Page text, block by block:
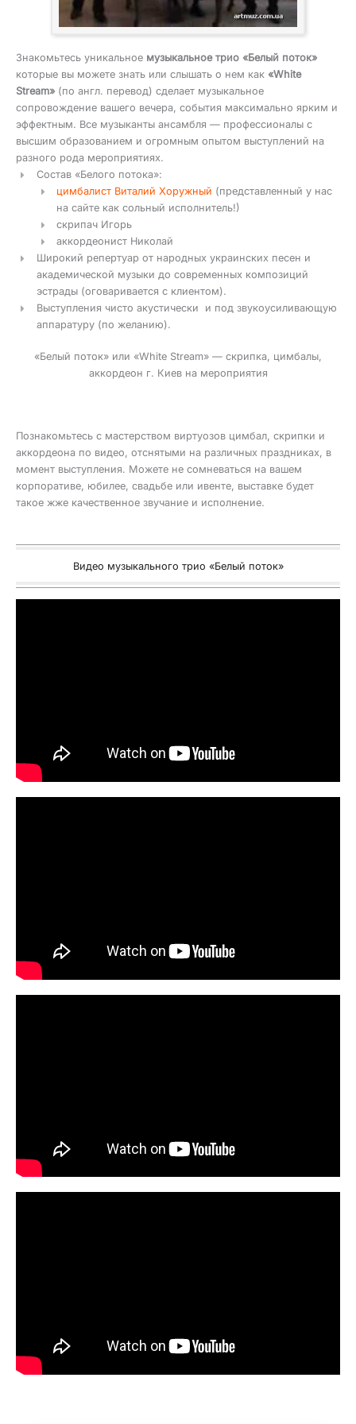
Знакомьтесь уникальное музыкальное трио «Белый поток»
которые вы можете знать или слышать о нем как «White
Stream» (по англ. перевод) сделает музыкальное
сопровождение вашего вечера, события максимально ярким и
эффектным. Все музыканты ансамбля — профессионалы с
высшим образованием и огромным опытом выступлений на
разного рода мероприятиях.
Состав «Белого потока»:
цимбалист Виталий Хоружный (представленный у нас
на сайте как сольный исполнитель!)
скрипач Игорь
аккордеонист Николай
Широкий репертуар от народных украинских песен и
академической музыки до современных композиций
эстрады (оговаривается с клиентом).
Выступления чисто акустически и под звукоусиливающую
аппаратуру (по желанию).
«Белый поток» или «White Stream» — скрипка, цимбалы,
аккордеон г. Киев на мероприятия
Познакомьтесь с мастерством виртуозов цимбал, скрипки и
аккордеона по видео, отснятыми на различных праздниках, в
момент выступления. Можете не сомневаться на вашем
корпоративе, юбилее, свадьбе или ивенте, выставке будет
такое жже качественное звучание и исполнение.
Видео музыкального трио «Белый поток»